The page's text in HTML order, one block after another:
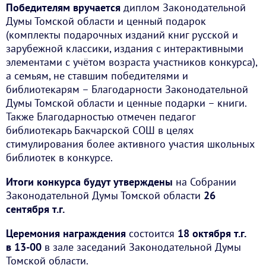
Победителям вручается диплом Законодательной
Думы Томской области и ценный подарок
(комплекты подарочных изданий книг русской и
зарубежной классики, издания с интерактивными
элементами с учётом возраста участников конкурса),
а семьям, не ставшим победителями и
библиотекарям – Благодарности Законодательной
Думы Томской области и ценные подарки – книги.
Также Благодарностью отмечен педагог
библиотекарь Бакчарской СОШ в целях
стимулирования более активного участия школьных
библиотек в конкурсе.
Итоги конкурса будут утверждены на Собрании
Законодательной Думы Томской области 26
сентября т.г.
Церемония награждения состоится 18 октября т.г.
в 13-00 в зале заседаний Законодательной Думы
Томской области.